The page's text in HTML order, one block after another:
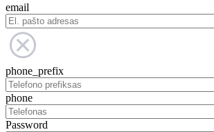
email
phone_prefix
phone
Password